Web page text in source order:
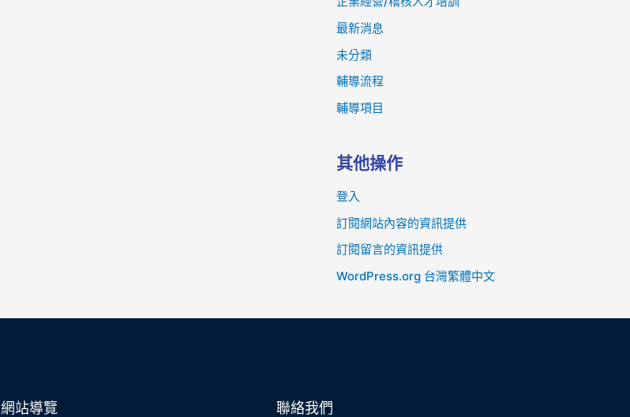
最新消息
未分類
輔導流程
輔導項目
其他操作
登入
訂閱網站內容的資訊提供
訂閱留言的資訊提供
WordPress.org 台灣繁體中文
網站導覽 聯絡我們